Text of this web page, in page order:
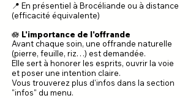
📍 En présentiel à Brocéliande ou à distance
(efficacité équivalente)
🪷 L'importance de l'offrande
Avant chaque soin, une offrande naturelle
(pierre, feuille, riz…) est demandée.
Elle sert à honorer les esprits, ouvrir la voie
et poser une intention claire.
Vous trouverez plus d'infos dans la section
"infos" du menu.